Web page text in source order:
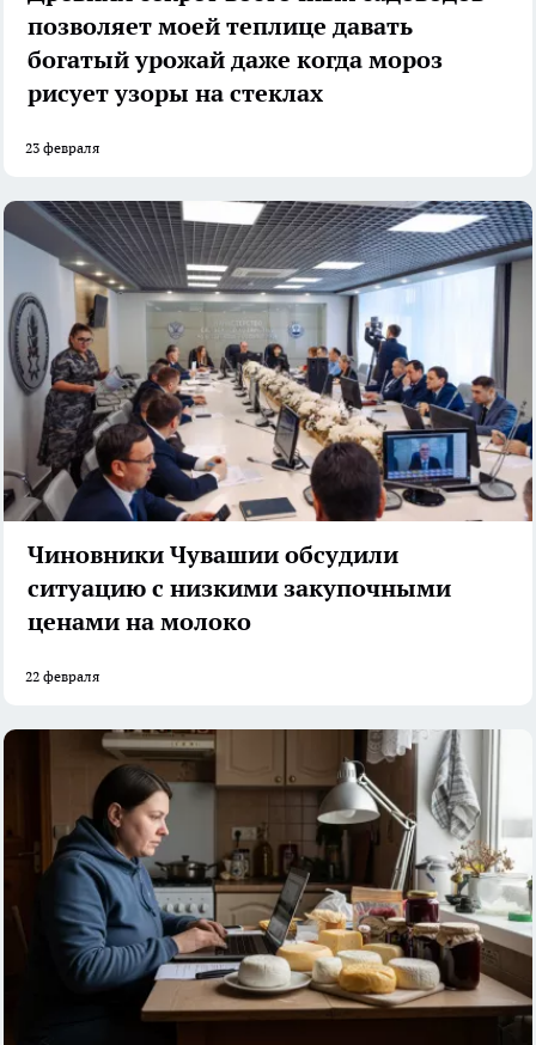
позволяет моей теплице давать
богатый урожай даже когда мороз
рисует узоры на стеклах
23 февраля
Чиновники Чувашии обсудили
ситуацию с низкими закупочными
ценами на молоко
22 февраля